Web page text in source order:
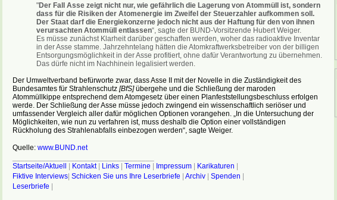
"Der Fall Asse zeigt nicht nur, wie gefährlich die Lagerung von Atommüll ist, sondern
dass für die Risiken der Atomenergie im Zweifel der Steuerzahler aufkommen soll.
Der Staat darf die Energiekonzerne jedoch nicht aus der Haftung für den von ihnen
verursachten Atommüll entlassen“, sagte der BUND-Vorsitzende Hubert Weiger.
Es müsse zunächst Klarheit darüber geschaffen werden, woher das radioaktive Inventar
in der Asse stamme. Jahrzehntelang hätten die Atomkraftwerksbetreiber von der billigen
Entsorgungsmöglichkeit in der Asse profitiert, ohne dafür Verantwortung zu übernehmen.
Das dürfe nicht im Nachhinein legalisiert werden.
Der Umweltverband befürworte zwar, dass Asse II mit der Novelle in die Zuständigkeit des
Bundesamtes für Strahlenschutz [BfS]übergehe und die Schließung der maroden
Atommüllkippe entsprechend dem Atomgesetz über einen Planfeststellungsbeschluss erfolgen
werde. Der Schließung der Asse müsse jedoch zwingend ein wissenschaftlich seriöser und
umfassender Vergleich aller dafür möglichen Optionen vorangehen. „In die Untersuchung der
Möglichkeiten, wie nun zu verfahren ist, muss deshalb die Option einer vollständigen
Rückholung des Strahlenabfalls einbezogen werden“, sagte Weiger.
Quelle: www.BUND.net
Startseite/Aktuell | Kontakt| Links| Termine | Impressum| Karikaturen |
Fiktive Interviews| Schicken Sie uns Ihre Leserbriefe | Archiv| Spenden |
Leserbriefe |